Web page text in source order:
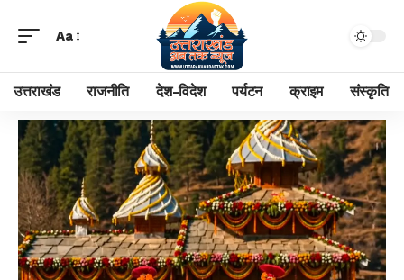
Aa
उत्तराखंड राजनीति देश-विदेश पर्यटन क्राइम संस्कृति